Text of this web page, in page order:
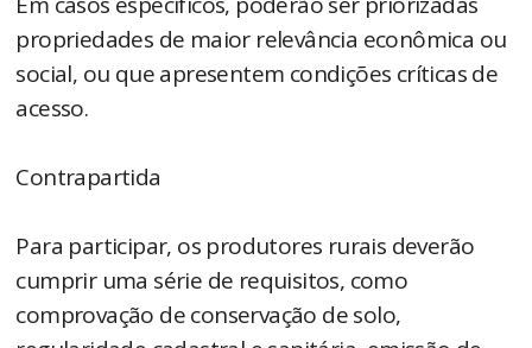
propriedades de maior relevância econômica ou
social, ou que apresentem condições críticas de
acesso.
Contrapartida
Para participar, os produtores rurais deverão
cumprir uma série de requisitos, como
comprovação de conservação de solo,